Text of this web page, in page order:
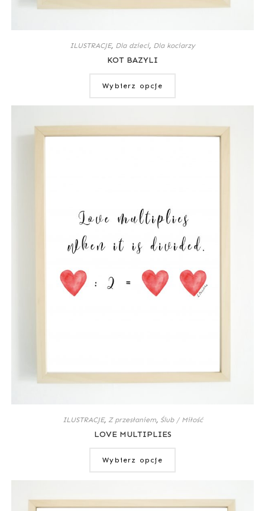
ILUSTRACJE, Dla dzieci, Dla kociarzy
KOT BAZYLI
Wybierz opcje
ILUSTRACJE, Z przesłaniem, Ślub / Miłość
LOVE MULTIPLIES
Wybierz opcje